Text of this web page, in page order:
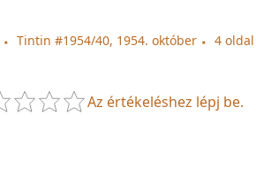
Tintin #1954/40, 1954. október
4 oldal
Az értékeléshez lépj be.